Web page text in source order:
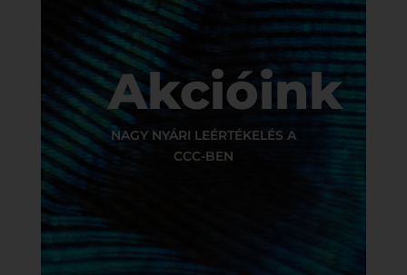
Akcióink
NAGY NYÁRI LEÉRTÉKELÉS A
CCC-BEN